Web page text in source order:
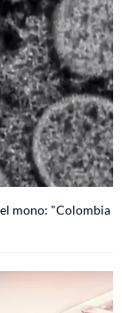
mono: "Colombia